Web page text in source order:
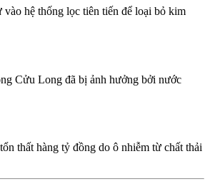
hệ thống lọc tiên tiến để loại bỏ kim
Cửu Long đã bị ảnh hưởng bởi nước
thất hàng tỷ đồng do ô nhiễm từ chất thải